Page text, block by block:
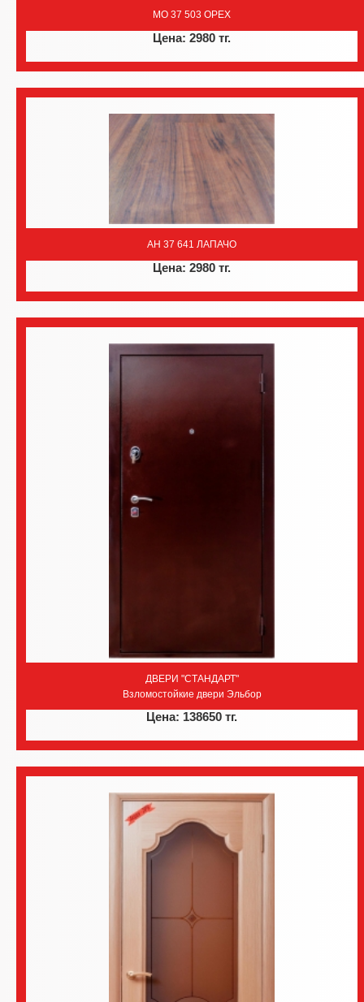
MO 37 503 ОРЕХ
Цена: 2980 тг.
AH 37 641 ЛАПАЧО
Цена: 2980 тг.
ДВЕРИ "СТАНДАРТ"
Взломостойкие двери Эльбор
Цена: 138650 тг.